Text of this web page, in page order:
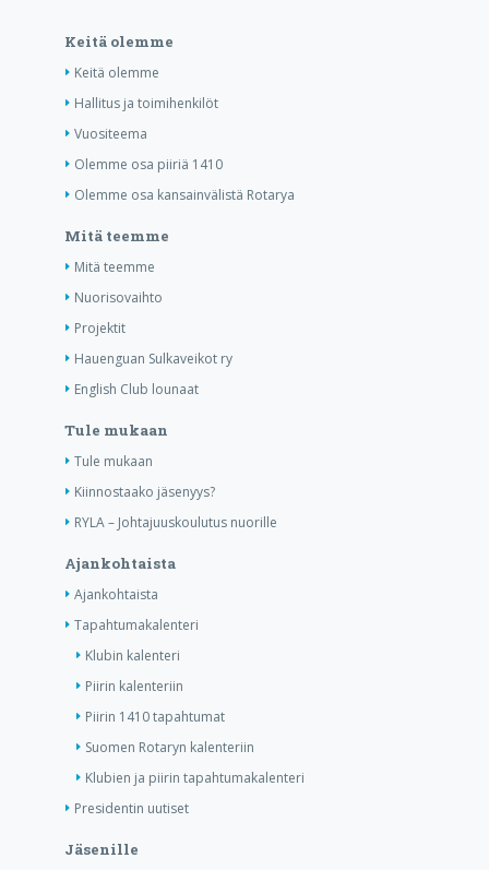
Keitä olemme
Keitä olemme
Hallitus ja toimihenkilöt
Vuositeema
Olemme osa piiriä 1410
Olemme osa kansainvälistä Rotarya
Mitä teemme
Mitä teemme
Nuorisovaihto
Projektit
Hauenguan Sulkaveikot ry
English Club lounaat
Tule mukaan
Tule mukaan
Kiinnostaako jäsenyys?
RYLA – Johtajuuskoulutus nuorille
Ajankohtaista
Ajankohtaista
Tapahtumakalenteri
Klubin kalenteri
Piirin kalenteriin
Piirin 1410 tapahtumat
Suomen Rotaryn kalenteriin
Klubien ja piirin tapahtumakalenteri
Presidentin uutiset
Jäsenille